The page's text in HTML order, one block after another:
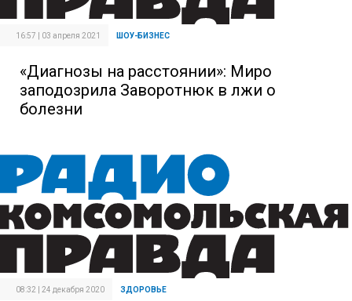
16:57 | 03 апреля 2021 ШОУ-БИЗНЕС
«Диагнозы на расстоянии»: Миро
заподозрила Заворотнюк в лжи о
болезни
08:32 | 24 декабря 2020 ЗДОРОВЬЕ